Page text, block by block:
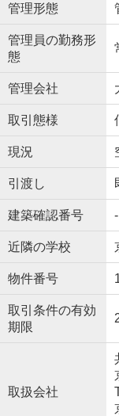
管理形態
管理員の勤務形
態
管理会社
取引態様
現況
引渡し
建築確認番号 -
近隣の学校
物件番号
取引条件の有効
期限
取扱会社